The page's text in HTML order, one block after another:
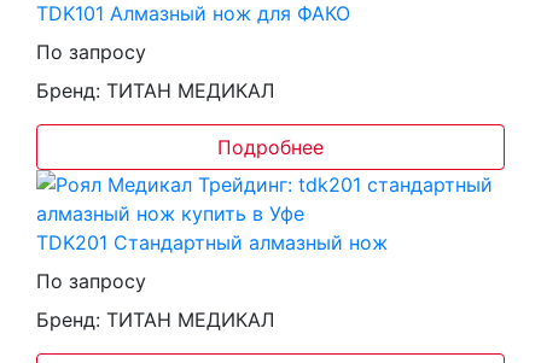
TDK101 Алмазный нож для ФАКО
По запросу
Бренд: ТИТАН МЕДИКАЛ
Подробнее
TDK201 Стандартный алмазный нож
По запросу
Бренд: ТИТАН МЕДИКАЛ